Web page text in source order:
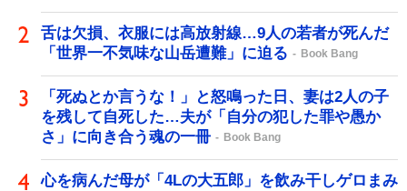
舌は欠損、衣服には高放射線…9人の若者が死んだ
「世界一不気味な山岳遭難」に迫る
Book Bang
「死ぬとか言うな！」と怒鳴った日、妻は2人の子
を残して自死した…夫が「自分の犯した罪や愚か
さ」に向き合う魂の一冊
Book Bang
心を病んだ母が「4Lの大五郎」を飲み干しゲロまみ